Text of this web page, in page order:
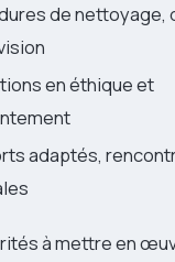
de nettoyage,
en éthique et
adaptés,
à mettre en